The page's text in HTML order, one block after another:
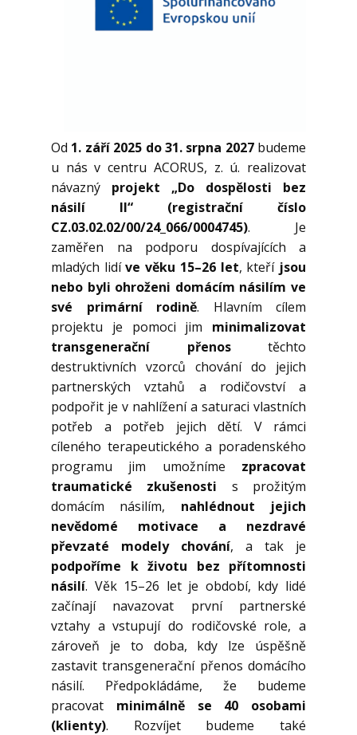
Od 1. září 2025 do 31. srpna 2027budeme
u nás v centru ACORUS, z. ú. realizovat
návazný projekt „Do dospělosti bez
násilí II“ (registrační číslo
CZ.03.02.02/00/24_066/0004745). Je
zaměřen na podporu dospívajících a
mladých lidíve věku 15–26 let, kteří jsou
nebo byli ohroženi domácím násilím ve
své primární rodině. Hlavním cílem
projektu je pomoci jim minimalizovat
transgenerační přenostěchto
destruktivních vzorců chování do jejich
partnerských vztahů a rodičovství a
podpořit je v nahlížení a saturaci vlastních
potřeb a potřeb jejich dětí. V rámci
cíleného terapeutického a poradenského
programu jim umožníme zpracovat
traumatické zkušenosti s prožitým
domácím násilím, nahlédnout jejich
nevědomé motivace a nezdravé
převzaté modely chování, a tak je
podpoříme k životu bez přítomnosti
násilí. Věk 15–26 let je období, kdy lidé
začínají navazovat první partnerské
vztahy a vstupují do rodičovské role, a
zároveň je to doba, kdy lze úspěšně
zastavit transgenerační přenos domácího
násilí. Předpokládáme, že budeme
pracovat minimálně se 40 osobami
(klienty). Rozvíjet budeme také